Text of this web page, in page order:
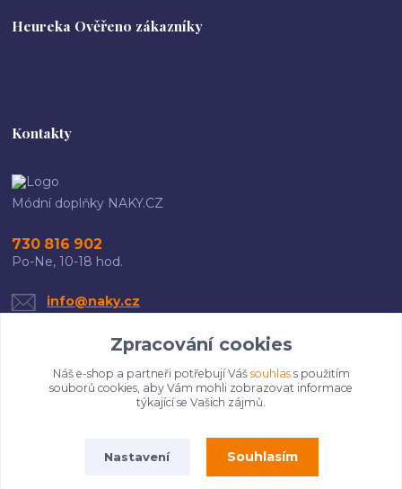
Heureka Ověřeno zákazníky
Kontakty
Módní doplňky NAKY.CZ
730 816 902
Po-Ne, 10-18 hod.
info@naky.cz
Upravit sběr cookies.
Zpracování cookies
Náš e-shop a partneři potřebují Váš souhlass použitím
souborů cookies, aby Vám mohli zobrazovat informace
týkající se Vašich zájmů.
Nastavení Souhlasím